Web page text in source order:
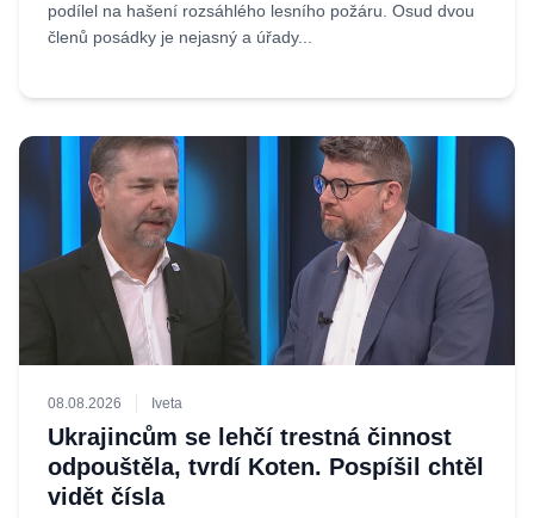
podílel na hašení rozsáhlého lesního požáru. Osud dvou
členů posádky je nejasný a úřady...
08.08.2026 Iveta
Ukrajincům se lehčí trestná činnost
odpouštěla, tvrdí Koten. Pospíšil chtěl
vidět čísla